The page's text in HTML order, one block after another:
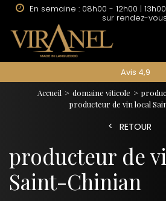
sur rendez-
Avis 4,9
Accueil domaine viticole
producteur de vin local
RETOUR
producteur de
Saint-Chinian